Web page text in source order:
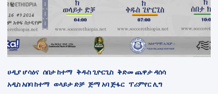
ሀዲያ ሆሳዕና ሰበታ ከተማ ቅዱስ ጊዮርጊስ ቅድመ ጨዋታ ዳሰሳ
አዲስ አበባ ከተማ ወላይታ ድቻ ጅማ አባ ጅፋር ፕሪምየር ሊግ